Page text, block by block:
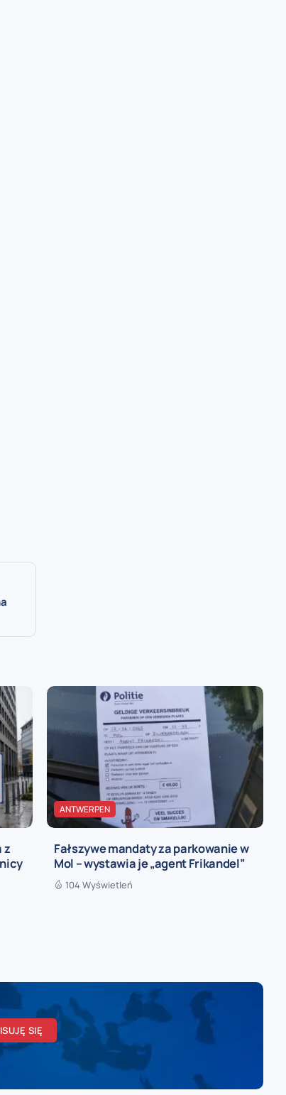
z
ANTWERPEN
Fałszywe mandaty za parkowanie w
Mol – wystawia je „agent Frikandel”
104 Wyświetleń
SIĘ